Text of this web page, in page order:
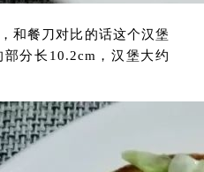
和餐刀对比的话这个汉堡
分长10.2cm，汉堡大约